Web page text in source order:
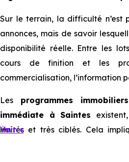
Sur le terrain, la difficulté n’est
annonces, mais de savoir
disponibilité réelle. Entre les
cours de finition et les
commercialisation, l’information
Les programmes
immédiate à Saintes
limités et très ciblés. Cela
Voir +